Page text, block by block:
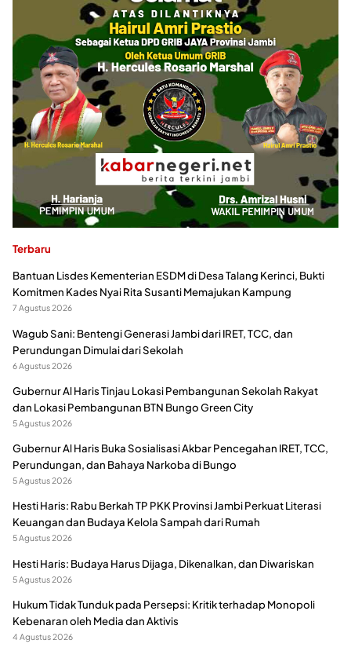
Terbaru
Bantuan Lisdes Kementerian ESDM di Desa Talang Kerinci, Bukti
Komitmen Kades Nyai Rita Susanti Memajukan Kampung
7 Agustus 2026
Wagub Sani: Bentengi Generasi Jambi dari IRET, TCC, dan
Perundungan Dimulai dari Sekolah
6 Agustus 2026
Gubernur Al Haris Tinjau Lokasi Pembangunan Sekolah Rakyat
dan Lokasi Pembangunan BTN Bungo Green City
5 Agustus 2026
Gubernur Al Haris Buka Sosialisasi Akbar Pencegahan IRET, TCC,
Perundungan, dan Bahaya Narkoba di Bungo
5 Agustus 2026
Hesti Haris: Rabu Berkah TP PKK Provinsi Jambi Perkuat Literasi
Keuangan dan Budaya Kelola Sampah dari Rumah
5 Agustus 2026
Hesti Haris: Budaya Harus Dijaga, Dikenalkan, dan Diwariskan
5 Agustus 2026
Hukum Tidak Tunduk pada Persepsi: Kritik terhadap Monopoli
Kebenaran oleh Media dan Aktivis
4 Agustus 2026